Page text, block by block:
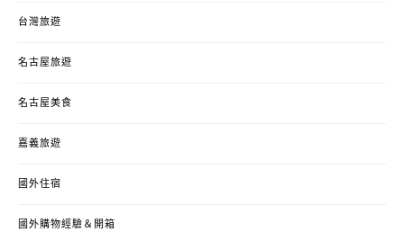
台灣旅遊
名古屋旅遊
名古屋美食
嘉義旅遊
國外住宿
國外購物經驗＆開箱